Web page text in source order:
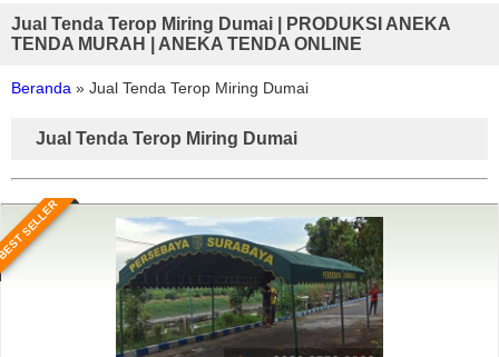
Jual Tenda Terop Miring Dumai | PRODUKSI ANEKA
TENDA MURAH | ANEKA TENDA ONLINE
Beranda » Jual Tenda Terop Miring Dumai
Jual Tenda Terop Miring Dumai
SELLER